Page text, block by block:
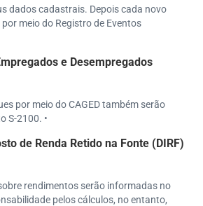
dados cadastrais. Depois cada novo
meio do Registro de Eventos
e Desempregados
por meio do CAGED também serão
S-2100. •
de Renda Retido na Fonte (DIRF)
rendimentos serão informadas no
pelos cálculos, no entanto,